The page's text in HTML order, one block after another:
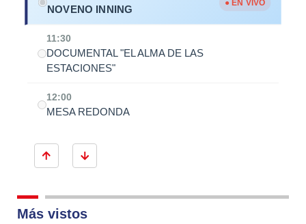
NOVENO INNING
● EN VIVO
11:30
DOCUMENTAL "EL ALMA DE LAS
ESTACIONES"
12:00
MESA REDONDA
Más vistos